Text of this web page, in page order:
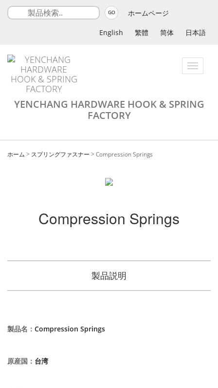
GO ホームページ
English 繁體 简体 日本語
Toggle
YENCHANG HARDWARE HOOK & SPRING
FACTORY
ホーム > スプリングファスナー > Compression Springs
Compression Springs
製品説明
製品名 ： Compression Springs
原産国 ： 台湾